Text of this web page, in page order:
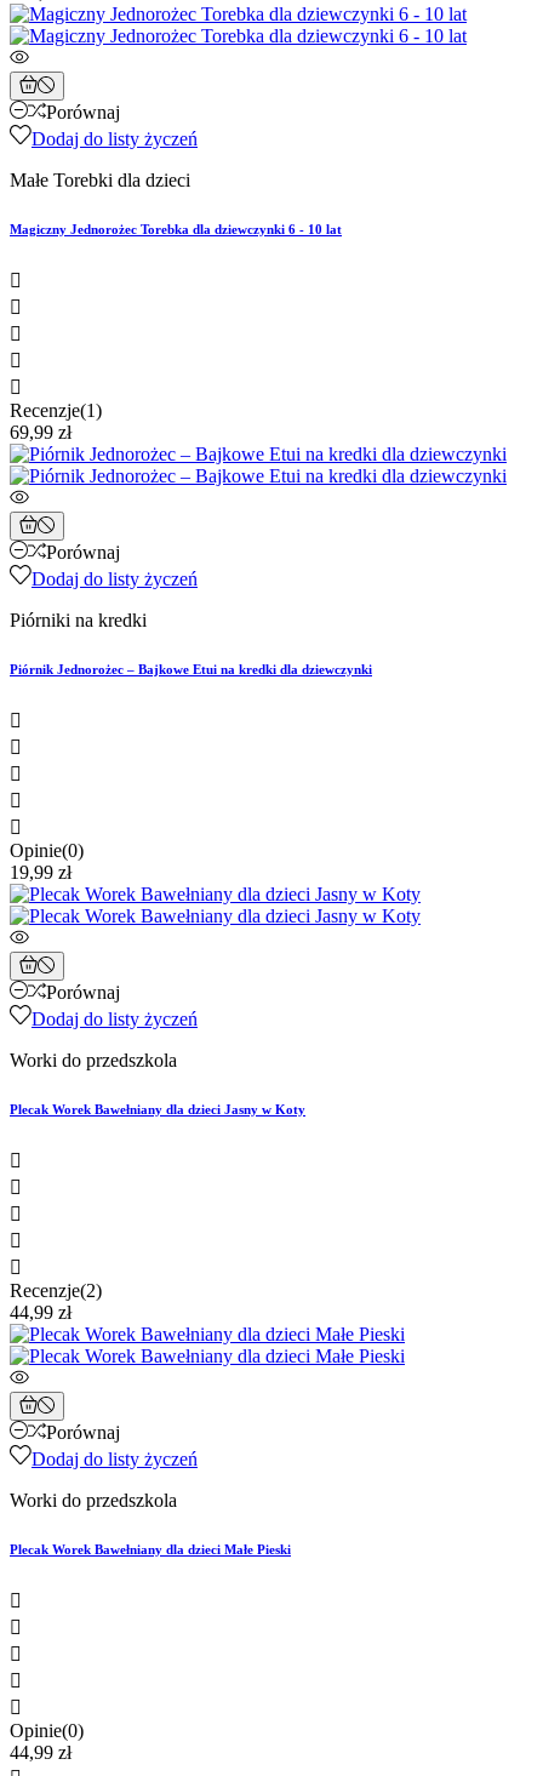
Porównaj
Dodaj do listy życzeń
Małe Torebki dla dzieci
Magiczny Jednorożec Torebka dla dziewczynki 6 - 10 lat





Recenzje(1)
69,99 zł
Porównaj
Dodaj do listy życzeń
Piórniki na kredki
Piórnik Jednorożec – Bajkowe Etui na kredki dla dziewczynki





Opinie(0)
19,99 zł
Porównaj
Dodaj do listy życzeń
Worki do przedszkola
Plecak Worek Bawełniany dla dzieci Jasny w Koty





Recenzje(2)
44,99 zł
Porównaj
Dodaj do listy życzeń
Worki do przedszkola
Plecak Worek Bawełniany dla dzieci Małe Pieski





Opinie(0)
44,99 zł